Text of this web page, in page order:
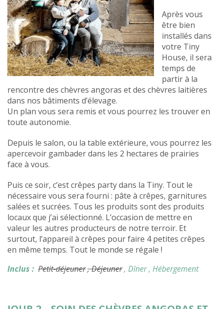
Après vous
être bien
installés dans
votre Tiny
House, il sera
temps de
partir à la
rencontre des chèvres angoras et des chèvres laitières
dans nos bâtiments d’élevage.
Un plan vous sera remis et vous pourrez les trouver en
toute autonomie.
Depuis le salon, ou la table extérieure, vous pourrez les
apercevoir gambader dans les 2 hectares de prairies
face à vous.
Puis ce soir, c’est crêpes party dans la Tiny. Tout le
nécessaire vous sera fourni : pâte à crêpes, garnitures
salées et sucrées. Tous les produits sont des produits
locaux que j’ai sélectionné. L’occasion de mettre en
valeur les autres producteurs de notre terroir. Et
surtout, l’appareil à crêpes pour faire 4 petites crêpes
en même temps. Tout le monde se régale !
Inclus : Petit-déjeuner, Déjeuner, Dîner, Hébergement